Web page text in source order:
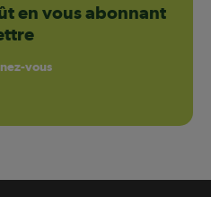
en vous abonnant
vous